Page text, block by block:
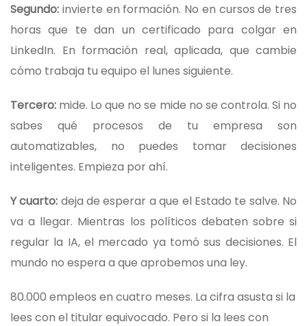
Segundo: invierte en formación. No en cursos de tres
horas que te dan un certificado para colgar en
LinkedIn. En formación real, aplicada, que cambie
cómo trabaja tu equipo el lunes siguiente.
Tercero: mide. Lo que no se mide no se controla. Si no
sabes qué procesos de tu empresa son
automatizables, no puedes tomar decisiones
inteligentes. Empieza por ahí.
Y cuarto: deja de esperar a que el Estado te salve. No
va a llegar. Mientras los políticos debaten sobre si
regular la IA, el mercado ya tomó sus decisiones. El
mundo no espera a que aprobemos una ley.
80.000 empleos en cuatro meses. La cifra asusta si la
lees con el titular equivocado. Pero si la lees con